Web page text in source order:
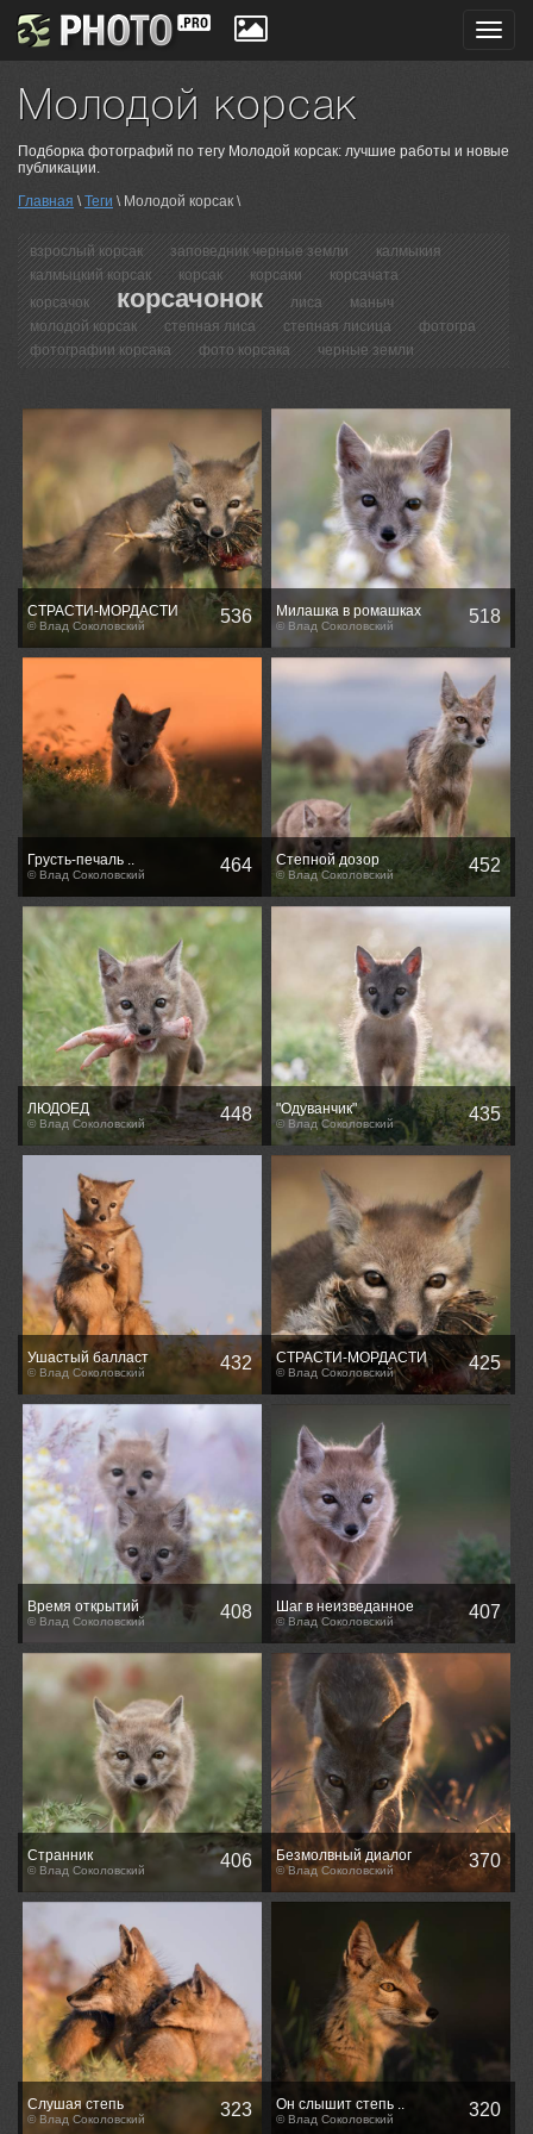
Молодой корсак
Подборка фотографий по тегу Молодой корсак: лучшие работы и новые
публикации.
Главная \Теги \ Молодой корсак \
взрослый корсак заповедник черные земли
калмыкия
калмыцкий корсак
корсак корсаки
корсачата
корсачок
корсачонок лиса
маныч
молодой корсак
степная лиса степная лисица
фотогра
фотографии корсака
фото корсака черные земли
СТРАСТИ-МОРДАСТИ
© Влад Соколовский 536 Милашка в ромашках
© Влад Соколовский 518
Грусть-печаль ..
© Влад Соколовский 464 Степной дозор
© Влад Соколовский 452
ЛЮДОЕД
© Влад Соколовский 448 "Одуванчик"
© Влад Соколовский 435
Ушастый балласт
© Влад Соколовский 432 СТРАСТИ-МОРДАСТИ
© Влад Соколовский 425
Время открытий
© Влад Соколовский 408 Шаг в неизведанное
© Влад Соколовский 407
Странник
© Влад Соколовский 406 Безмолвный диалог
© Влад Соколовский 370
Слушая степь
© Влад Соколовский 323 Он слышит степь ..
© Влад Соколовский 320